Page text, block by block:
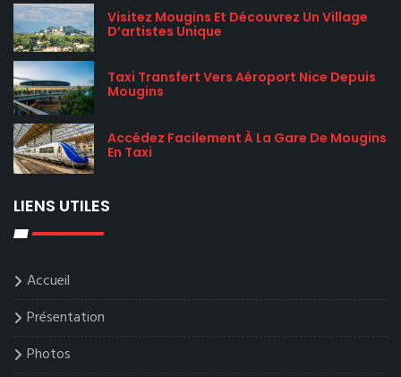
Visitez Mougins Et Découvrez Un Village
D’artistes Unique
Taxi Transfert Vers Aéroport Nice Depuis
Mougins
Accédez Facilement À La Gare De Mougins
En Taxi
LIENS UTILES
Accueil
Présentation
Photos